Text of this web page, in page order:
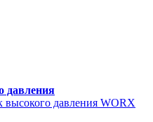
давления
высокого давления WORX